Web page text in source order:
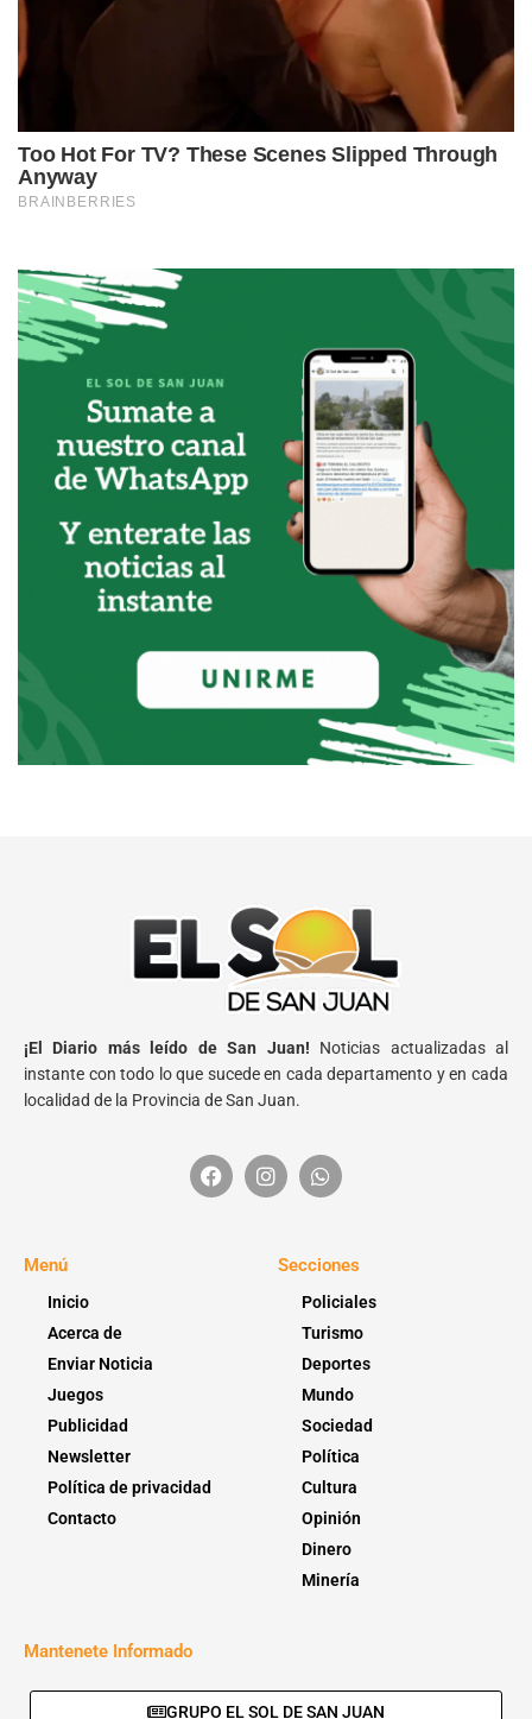
¡El Diario más leído de San Juan! Noticias actualizadas al
instante con todo lo que sucede en cada departamento y en cada
localidad de la Provincia de San Juan.
Menú
Inicio
Acerca de
Enviar Noticia
Juegos
Publicidad
Newsletter
Política de privacidad
Contacto
Secciones
Policiales
Turismo
Deportes
Mundo
Sociedad
Política
Cultura
Opinión
Dinero
Minería
Mantenete Informado
GRUPO EL SOL DE SAN JUAN